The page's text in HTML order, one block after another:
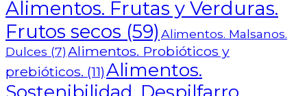
Alimentos. Frutas y Verduras.
Frutos secos (59) Alimentos. Malsanos.
Dulces (7)Alimentos. Probióticos y
prebióticos. (11)Alimentos.